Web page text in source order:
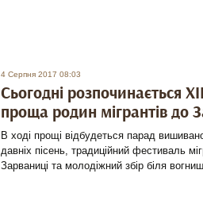
4 Серпня 2017 08:03
Сьогодні розпочинається
проща родин мігрантів до
В ході прощі відбудеться парад
давніх пісень, традиційний фестиваль
Зарваниці та молодіжний збір біля